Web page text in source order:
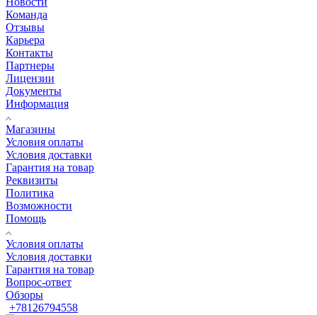
Команда
Отзывы
Карьера
Контакты
Партнеры
Лицензии
Документы
Информация
Магазины
Условия оплаты
Условия доставки
Гарантия на товар
Реквизиты
Политика
Возможности
Помощь
Условия оплаты
Условия доставки
Гарантия на товар
Вопрос-ответ
Обзоры
+78126794558